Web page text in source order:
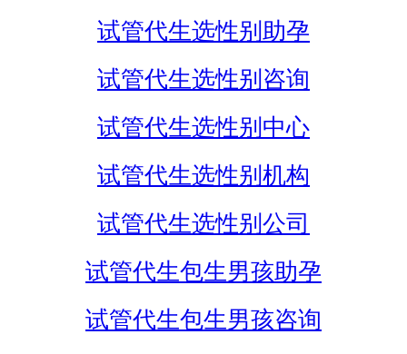
试管代生选性别助孕
试管代生选性别咨询
试管代生选性别中心
试管代生选性别机构
试管代生选性别公司
试管代生包生男孩助孕
试管代生包生男孩咨询